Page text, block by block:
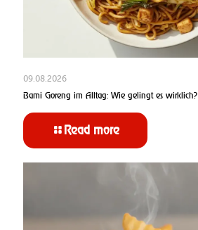
09.08.2026
Bami Goreng im Alltag: Wie gelingt es wirklich?
Read more